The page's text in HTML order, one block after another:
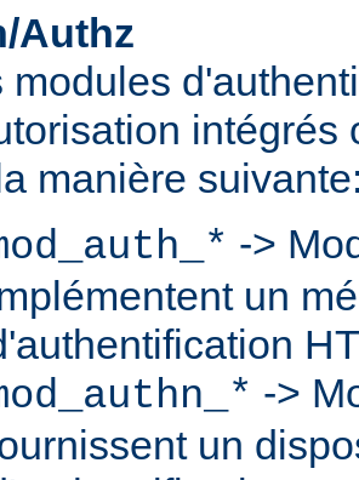
Authz
modules
intégrés
manière
->
un
->
un